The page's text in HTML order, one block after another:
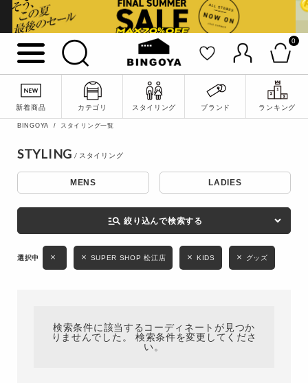
0
新着商品 カテゴリ スタイリング ブランド ランキング
詳細検索
LADIES
BINGOYA スタイリング一覧
STYLING
MENS LADIES
manage_search 絞り込んで検索する
SUPER SHOP 松江店 KIDS グッズ
検索条件に該当するコーディネートが見つか
りませんでした。 検索条件を変更してくださ
い。